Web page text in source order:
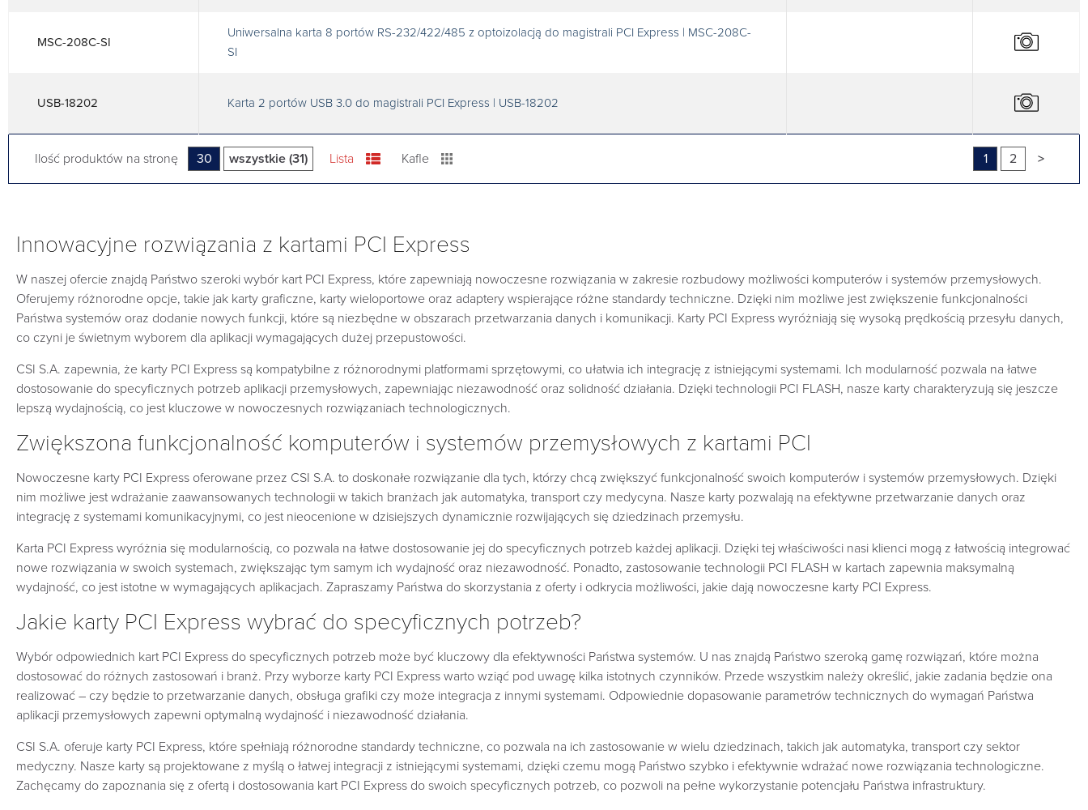
MSC-208C-SI
Uniwersalna karta 8 portów RS-232/422/485 z optoizolacją do magistrali PCI Express | MSC-208C-
SI
USB-18202 Karta 2 portów USB 3.0 do magistrali PCI Express | USB-18202
Ilość produktów na stronę 30 wszystkie (31) Lista Kafle 1 2 >
Innowacyjne rozwiązania z kartami PCI Express
W naszej ofercie znajdą Państwo szeroki wybór kart PCI Express, które zapewniają nowoczesne rozwiązania w zakresie rozbudowy możliwości komputerów i systemów przemysłowych.
Oferujemy różnorodne opcje, takie jak karty graficzne, karty wieloportowe oraz adaptery wspierające różne standardy techniczne. Dzięki nim możliwe jest zwiększenie funkcjonalności
Państwa systemów oraz dodanie nowych funkcji, które są niezbędne w obszarach przetwarzania danych i komunikacji. Karty PCI Express wyróżniają się wysoką prędkością przesyłu danych,
co czyni je świetnym wyborem dla aplikacji wymagających dużej przepustowości.
CSI S.A. zapewnia, że karty PCI Express są kompatybilne z różnorodnymi platformami sprzętowymi, co ułatwia ich integrację z istniejącymi systemami. Ich modularność pozwala na łatwe
dostosowanie do specyficznych potrzeb aplikacji przemysłowych, zapewniając niezawodność oraz solidność działania. Dzięki technologii PCI FLASH, nasze karty charakteryzują się jeszcze
lepszą wydajnością, co jest kluczowe w nowoczesnych rozwiązaniach technologicznych.
Zwiększona funkcjonalność komputerów i systemów przemysłowych z kartami PCI
Nowoczesne karty PCI Express oferowane przez CSI S.A. to doskonałe rozwiązanie dla tych, którzy chcą zwiększyć funkcjonalność swoich komputerów i systemów przemysłowych. Dzięki
nim możliwe jest wdrażanie zaawansowanych technologii w takich branżach jak automatyka, transport czy medycyna. Nasze karty pozwalają na efektywne przetwarzanie danych oraz
integrację z systemami komunikacyjnymi, co jest nieocenione w dzisiejszych dynamicznie rozwijających się dziedzinach przemysłu.
Karta PCI Express wyróżnia się modularnością, co pozwala na łatwe dostosowanie jej do specyficznych potrzeb każdej aplikacji. Dzięki tej właściwości nasi klienci mogą z łatwością integrować
nowe rozwiązania w swoich systemach, zwiększając tym samym ich wydajność oraz niezawodność. Ponadto, zastosowanie technologii PCI FLASH w kartach zapewnia maksymalną
wydajność, co jest istotne w wymagających aplikacjach. Zapraszamy Państwa do skorzystania z oferty i odkrycia możliwości, jakie dają nowoczesne karty PCI Express.
Jakie karty PCI Express wybrać do specyficznych potrzeb?
Wybór odpowiednich kart PCI Express do specyficznych potrzeb może być kluczowy dla efektywności Państwa systemów. U nas znajdą Państwo szeroką gamę rozwiązań, które można
dostosować do różnych zastosowań i branż. Przy wyborze karty PCI Express warto wziąć pod uwagę kilka istotnych czynników. Przede wszystkim należy określić, jakie zadania będzie ona
realizować – czy będzie to przetwarzanie danych, obsługa grafiki czy może integracja z innymi systemami. Odpowiednie dopasowanie parametrów technicznych do wymagań Państwa
aplikacji przemysłowych zapewni optymalną wydajność i niezawodność działania.
CSI S.A. oferuje karty PCI Express, które spełniają różnorodne standardy techniczne, co pozwala na ich zastosowanie w wielu dziedzinach, takich jak automatyka, transport czy sektor
medyczny. Nasze karty są projektowane z myślą o łatwej integracji z istniejącymi systemami, dzięki czemu mogą Państwo szybko i efektywnie wdrażać nowe rozwiązania technologiczne.
Zachęcamy do zapoznania się z ofertą i dostosowania kart PCI Express do swoich specyficznych potrzeb, co pozwoli na pełne wykorzystanie potencjału Państwa infrastruktury.